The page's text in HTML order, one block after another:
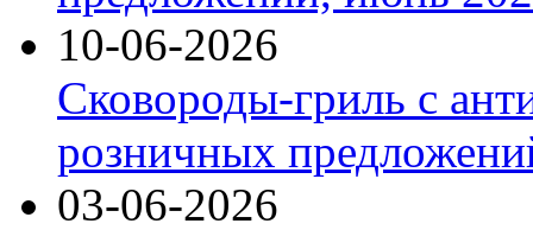
10-06-2026
Сковороды-гриль с
розничных
03-06-2026